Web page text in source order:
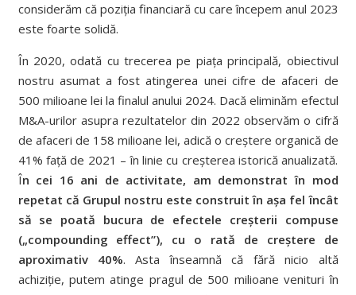
considerăm că poziția financiară cu care începem anul 2023
este foarte solidă.
În 2020, odată cu trecerea pe piața principală, obiectivul
nostru asumat a fost atingerea unei cifre de afaceri de
500 milioane lei la finalul anului 2024. Dacă eliminăm efectul
M&A-urilor asupra rezultatelor din 2022 observăm o cifră
de afaceri de 158 milioane lei, adică o creștere organică de
41% față de 2021 – în linie cu creșterea istorică anualizată.
În cei 16 ani de activitate, am demonstrat în mod
repetat că Grupul nostru este construit în așa fel încât
să se poată bucura de efectele creșterii compuse
(„compounding effect”), cu o rată de creștere de
aproximativ 40%. Asta înseamnă că fără nicio altă
achiziție, putem atinge pragul de 500 milioane venituri în